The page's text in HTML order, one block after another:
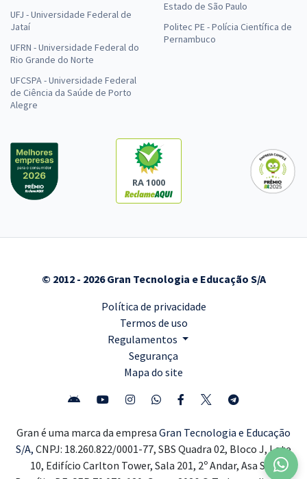
UFJ - Universidade Federal de
Jataí
UFRN - Universidade Federal do
Rio Grande do Norte
UFCSPA - Universidade Federal
de Ciência da Saúde de Porto
Alegre
Estado de São Paulo
Politec PE - Polícia Científica de
Pernambuco
RA 1000
© 2012 - 2026 Gran Tecnologia e Educação S/A
Política de privacidade
Termos de uso
Regulamentos
Segurança
Mapa do site
Gran é uma marca da empresa Gran Tecnologia e Educação
S/A, CNPJ: 18.260.822/0001-77, SBS Quadra 02, Bloco J, Lote
10, Edifício Carlton Tower, Sala 201, 2º Andar, Asa Sul,